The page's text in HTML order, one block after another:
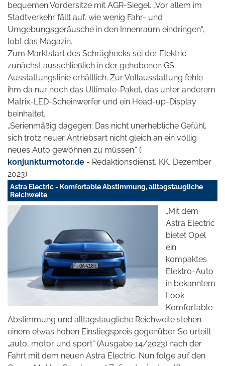
bequemen Vordersitze mit AGR-Siegel. „Vor allem im
Stadtverkehr fällt auf, wie wenig Fahr- und
Umgebungsgeräusche in den Innenraum eindringen“,
lobt das Magazin.
Zum Marktstart des Schräghecks sei der Elektric
zunächst ausschließlich in der gehobenen GS-
Ausstattungslinie erhältlich. Zur Vollausstattung fehle
ihm da nur noch das Ultimate-Paket, das unter anderem
Matrix-LED-Scheinwerfer und ein Head-up-Display
beinhaltet.
„Serienmäßig dagegen: Das nicht unerhebliche Gefühl,
sich trotz neuer Antriebsart nicht gleich an ein völlig
neues Auto gewöhnen zu müssen.“ (
konjunkturmotor.de - Redaktionsdienst, KK, Dezember
2023)
Astra Electric - Komfortable Abstimmung, alltagstaugliche
Reichweite
„Mit dem
Astra Electric
bietet Opel
ein
kompaktes
Elektro-Auto
in bekanntem
Look.
Komfortable
Abstimmung und alltagstaugliche Reichweite stehen
einem etwas hohen Einstiegspreis gegenüber. So urteilt
„auto, motor und sport“ (Ausgabe 14/2023) nach der
Fahrt mit dem neuen Astra Electric. Nun folge auf den